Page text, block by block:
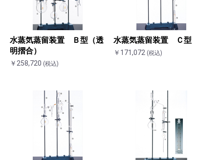
水蒸気蒸留装置 Ｂ型（透
明摺合）
￥258,720 (税込)
水蒸気蒸留装置 Ｃ型
￥171,072 (税込)